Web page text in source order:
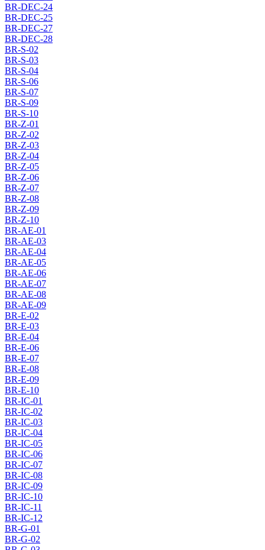
BR-DEC-24
BR-DEC-25
BR-DEC-27
BR-DEC-28
BR-S-02
BR-S-03
BR-S-04
BR-S-06
BR-S-07
BR-S-09
BR-S-10
BR-Z-01
BR-Z-02
BR-Z-03
BR-Z-04
BR-Z-05
BR-Z-06
BR-Z-07
BR-Z-08
BR-Z-09
BR-Z-10
BR-AE-01
BR-AE-03
BR-AE-04
BR-AE-05
BR-AE-06
BR-AE-07
BR-AE-08
BR-AE-09
BR-E-02
BR-E-03
BR-E-04
BR-E-06
BR-E-07
BR-E-08
BR-E-09
BR-E-10
BR-IC-01
BR-IC-02
BR-IC-03
BR-IC-04
BR-IC-05
BR-IC-06
BR-IC-07
BR-IC-08
BR-IC-09
BR-IC-10
BR-IC-11
BR-IC-12
BR-G-01
BR-G-02